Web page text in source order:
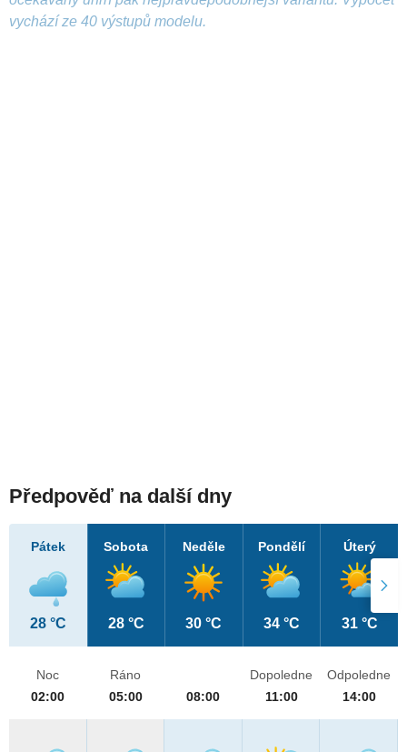
vychází ze 40 výstupů modelu.
Předpověď na další dny
Pátek
28 °C
Sobota
28 °C
Neděle
30 °C
Pondělí
34 °C
Úterý
31 °C
Noc
02:00
Ráno
05:00
08:00
Dopoledne
11:00
Odpoledne
14:00